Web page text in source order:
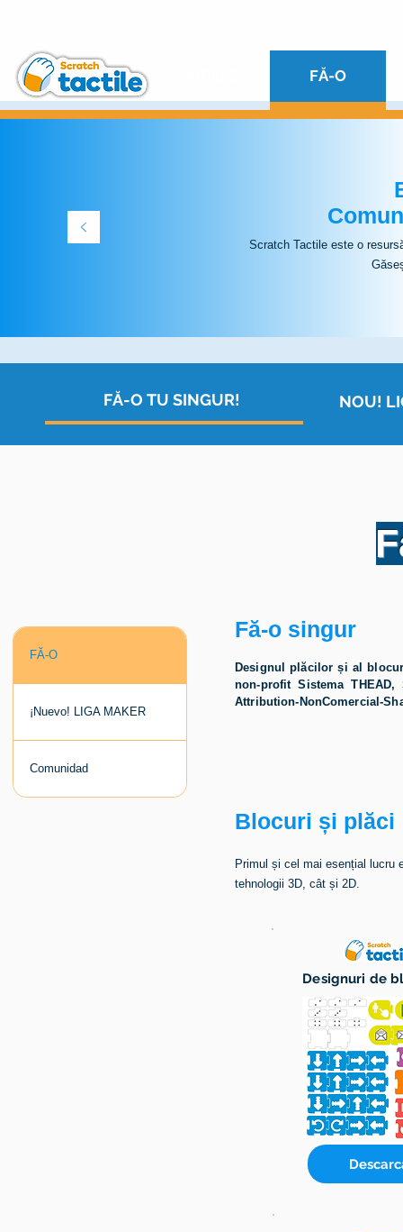
FĂ-O
Scratch Tactile este o
FĂ-O TU SINGUR! NOU!
FĂ-O
¡Nuevo! LIGA MAKER
Comunidad
Fă-o singur
Designul plăcilor și al
non-profit Sistema
Attribution-NonComercial-
Blocuri și plăci
Primul și cel mai esențial lucru
tehnologii 3D, cât și 2D.
Designuri de